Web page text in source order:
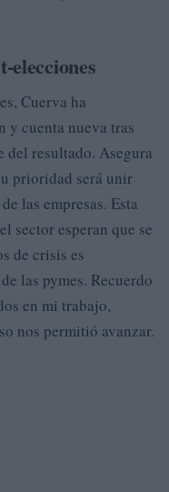
elecciones
Cuerva ha
y cuenta nueva tras
del resultado. Asegura
prioridad será unir
las empresas. Esta
sector esperan que se
de crisis es
las pymes. Recuerdo
en mi trabajo,
nos permitió avanzar.